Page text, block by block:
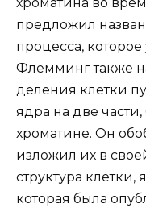
хроматина во
предложил
процесса,
Флемминг также
деления клетки
ядра на две
хроматине. Он
изложил их в
структура
которая была